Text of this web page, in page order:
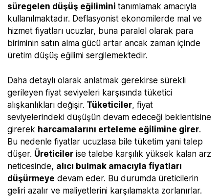
süregelen düşüş eğilimini tanımlamak amacıyla
kullanılmaktadır. Deflasyonist ekonomilerde mal ve
hizmet fiyatları ucuzlar, buna paralel olarak para
biriminin satın alma gücü artar ancak zaman içinde
üretim düşüş eğilimi sergilemektedir.
Daha detaylı olarak anlatmak gerekirse sürekli
gerileyen fiyat seviyeleri karşısında tüketici
alışkanlıkları değişir. Tüketiciler, fiyat
seviyelerindeki düşüşün devam edeceği beklentisine
girerek harcamalarını erteleme eğilimine girer.
Bu nedenle fiyatlar ucuzlasa bile tüketim yani talep
düşer. Üreticiler ise talebe karşılık yüksek kalan arz
neticesinde, alıcı bulmak amacıyla fiyatları
düşürmeye devam eder. Bu durumda üreticilerin
geliri azalır ve maliyetlerini karşılamakta zorlanırlar.